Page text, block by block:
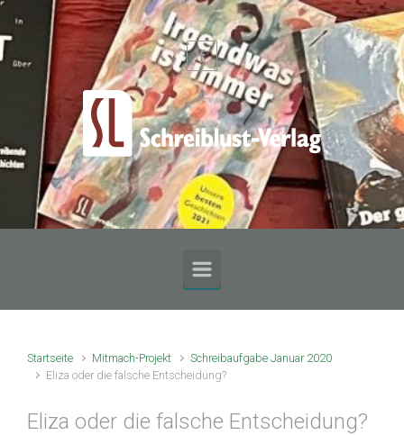
Zum Hauptinhalt springen
Startseite Mitmach-Projekt
Schreibaufgabe Januar 2020
Eliza oder die falsche Entscheidung?
Eliza oder die falsche Entscheidung?